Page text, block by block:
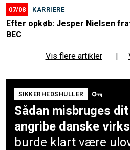
07/08 KARRIERE
Efter opkøb: Jesper Nielsen
BEC
Vis flere artikler |
SIKKERHEDSHULLER
Sådan misbruges
angribe danske
burde klart være